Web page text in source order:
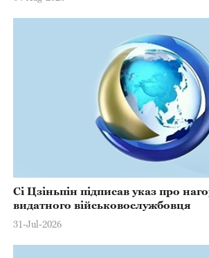
Сі Цзіньпін підписав указ про
видатного військовослужбовця
31-Jul-2026